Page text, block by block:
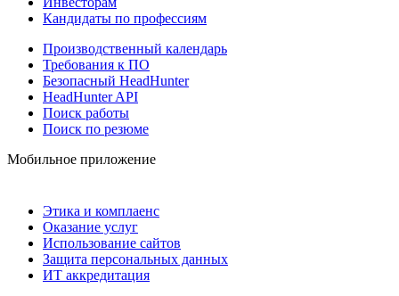
Кандидаты по профессиям
Производственный календарь
Требования к ПО
Безопасный HeadHunter
HeadHunter API
Поиск работы
Поиск по резюме
Мобильное приложение
Этика и комплаенс
Оказание услуг
Использование сайтов
Защита персональных данных
ИТ аккредитация